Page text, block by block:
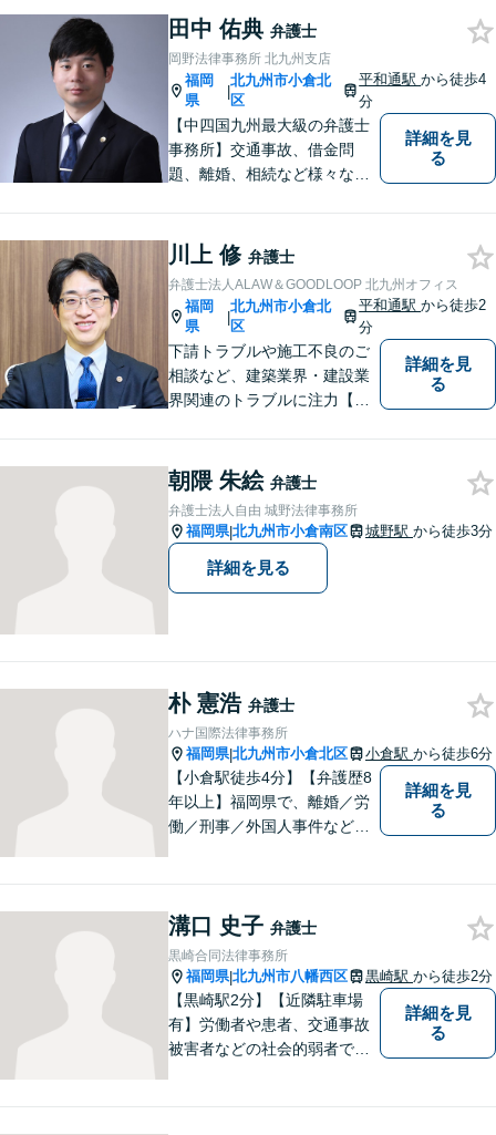
田中 佑典 弁護士
岡野法律事務所 北九州支店
福岡
県
|
北九州市小倉北
区
平和通駅から徒歩4
分
【中四国九州最大級の弁護士
事務所】交通事故、借金問
題、離婚、相続など様々な問
まずはお気軽にご相談くださ
い！
詳細を見
る
川上 修 弁護士
弁護士法人ALAW＆GOODLOOP 北九州オフィス
福岡
県
|
北九州市小倉北
区
平和通駅から徒歩2
分
下請トラブルや施工不良のご
相談など、建築業界・建設業
界関連のトラブルに注力【企
のご相談はお任せください
【夜間・休日対応可】M&A、
株式発行も対応【小倉駅3分】
詳細を見
る
朝隈 朱絵 弁護士
弁護士法人自由 城野法律事務所
福岡県|北九州市小倉南区 城野駅 から徒歩3分
詳細を見る
朴 憲浩 弁護士
ハナ国際法律事務所
福岡県|北九州市小倉北区 小倉駅 から徒歩6分
【小倉駅徒歩4分】【弁護歴8
年以上】福岡県で、離婚／労
働／刑事／外国人事件などに
会話のキャッチボールを積み
重ねながら解決へと動いてま
いります。【韓国語対応可】
詳細を見
る
溝口 史子 弁護士
黒崎合同法律事務所
福岡県|北九州市八幡西区 黒崎駅 から徒歩2分
【黒崎駅2分】【近隣駐車場
有】労働者や患者、交通事故
被害者などの社会的弱者であ
詳細を見
る